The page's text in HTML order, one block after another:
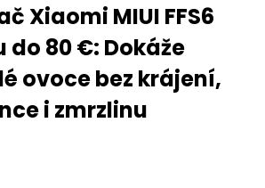
Xiaomi MIUI FFS6
do 80 €: Dokáže
ovoce bez krájení,
i zmrzlinu